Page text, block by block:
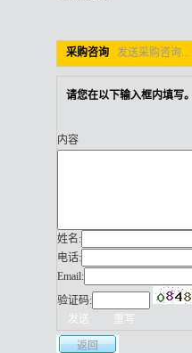
采购咨询 发送采购咨询...
请您在以下输入框内填写
内容
姓名:
电话:
Email:
验证码:
返回